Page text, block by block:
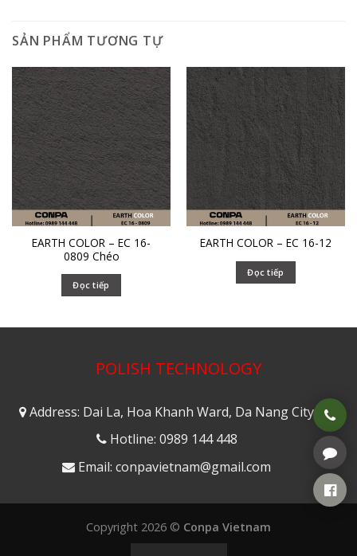
SẢN PHẨM TƯƠNG TỰ
EARTH COLOR – EC 16-
0809 Chéo
Đọc tiếp
EARTH COLOR – EC 16-12
Đọc tiếp
POLISH TECHNOLOGY
Address: Dai La, Hoa Khanh Ward, Da Nang City
Hotline: 0989 144 448
Email: conpavietnam@gmail.com
Copyright 2026 © Conpa Vietnam